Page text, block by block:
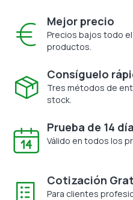
Mejor precio
Precios bajos todo
productos.
Consíguelo
Tres métodos de
stock.
Prueba de 14
Válido en todos los
Cotización
Para clientes